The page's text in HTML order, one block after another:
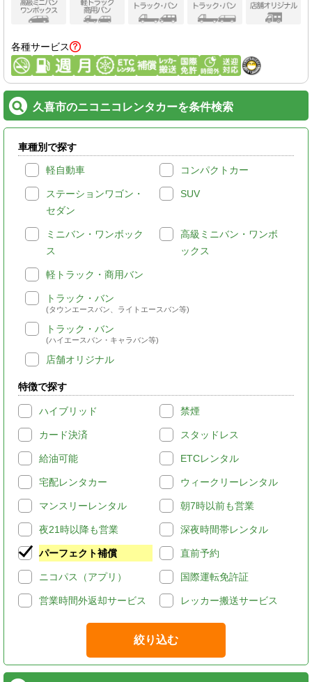
各種サービス
久喜市のニコニコレンタカーを条件検索
車種別で探す
軽自動車 コンパクトカー
ステーションワゴン・
セダン
SUV
ミニバン・ワンボック
ス
高級ミニバン・ワンボ
ックス
軽トラック・商用バン
トラック・バン
(タウンエースバン、ライトエースバン等)
トラック・バン
(ハイエースバン・キャラバン等)
店舗オリジナル
特徴で探す
ハイブリッド 禁煙
カード決済 スタッドレス
給油可能 ETCレンタル
宅配レンタカー ウィークリーレンタル
マンスリーレンタル 朝7時以前も営業
夜21時以降も営業 深夜時間帯レンタル
パーフェクト補償 直前予約
ニコパス（アプリ） 国際運転免許証
営業時間外返却サービス レッカー搬送サービス
絞り込む